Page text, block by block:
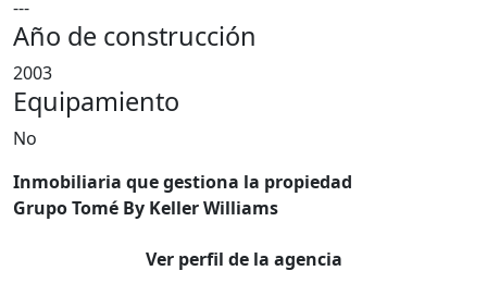
---
Año de construcción
2003
Equipamiento
No
Inmobiliaria que gestiona la propiedad
Grupo Tomé By Keller Williams
Ver perfil de la agencia